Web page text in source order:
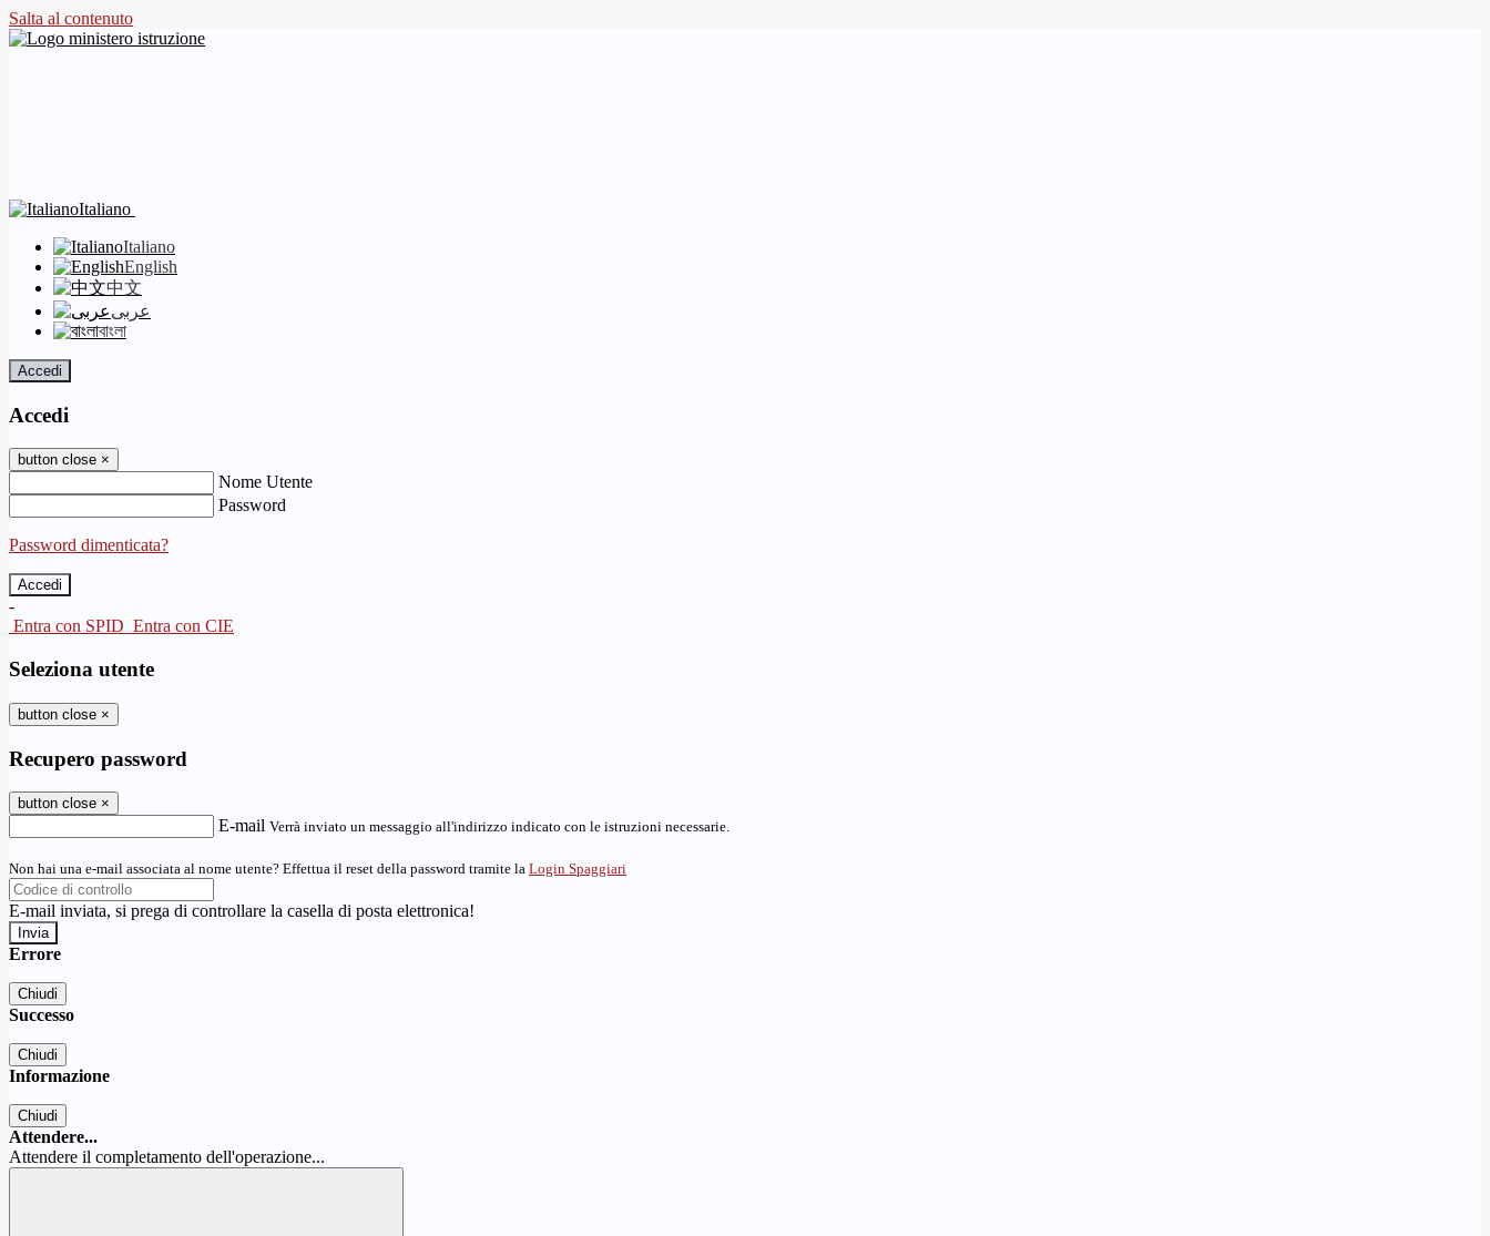
Salta al contenuto
Italiano
Italiano
English
中文
عربى
বাংলা
Accedi
Accedi
button close ×
Nome Utente
Password
Password dimenticata?
-
Entra con SPID Entra con CIE
Seleziona utente
button close ×
Recupero password
button close ×
E-mail Verrà inviato un messaggio all'indirizzo indicato con le istruzioni necessarie.
Non hai una e-mail associata al nome utente? Effettua il reset della password tramite la Login Spaggiari
E-mail inviata, si prega di controllare la casella di posta elettronica!
Errore
Chiudi
Successo
Chiudi
Informazione
Chiudi
Attendere...
Attendere il completamento dell'operazione...